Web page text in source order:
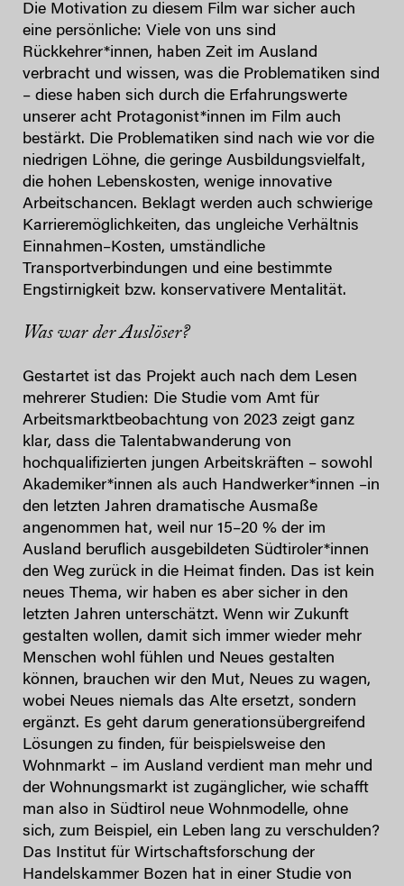
Die Motivation zu diesem Film war sicher auch
eine persönliche: Viele von uns sind
Rückkehrer*innen, haben Zeit im Ausland
verbracht und wissen, was die Problematiken sind
– diese haben sich durch die Erfahrungswerte
unserer acht Protagonist*innen im Film auch
bestärkt. Die Problematiken sind nach wie vor die
niedrigen Löhne, die geringe Ausbildungsvielfalt,
die hohen Lebenskosten, wenige innovative
Arbeitschancen. Beklagt werden auch schwierige
Karrieremöglichkeiten, das ungleiche Verhältnis
Einnahmen–Kosten, umständliche
Transportverbindungen und eine bestimmte
Engstirnigkeit bzw. konservativere Mentalität.
Was war der Auslöser?
Gestartet ist das Projekt auch nach dem Lesen
mehrerer Studien: Die Studie vom Amt für
Arbeitsmarktbeobachtung von 2023 zeigt ganz
klar, dass die Talentabwanderung von
hochqualifizierten jungen Arbeitskräften – sowohl
Akademiker*innen als auch Handwerker*innen –in
den letzten Jahren dramatische Ausmaße
angenommen hat, weil nur 15–20 % der im
Ausland beruflich ausgebildeten Südtiroler*innen
den Weg zurück in die Heimat finden. Das ist kein
neues Thema, wir haben es aber sicher in den
letzten Jahren unterschätzt. Wenn wir Zukunft
gestalten wollen, damit sich immer wieder mehr
Menschen wohl fühlen und Neues gestalten
können, brauchen wir den Mut, Neues zu wagen,
wobei Neues niemals das Alte ersetzt, sondern
ergänzt. Es geht darum generationsübergreifend
Lösungen zu finden, für beispielsweise den
Wohnmarkt – im Ausland verdient man mehr und
der Wohnungsmarkt ist zugänglicher, wie schafft
man also in Südtirol neue Wohnmodelle, ohne
sich, zum Beispiel, ein Leben lang zu verschulden?
Das Institut für Wirtschaftsforschung der
Handelskammer Bozen hat in einer Studie von